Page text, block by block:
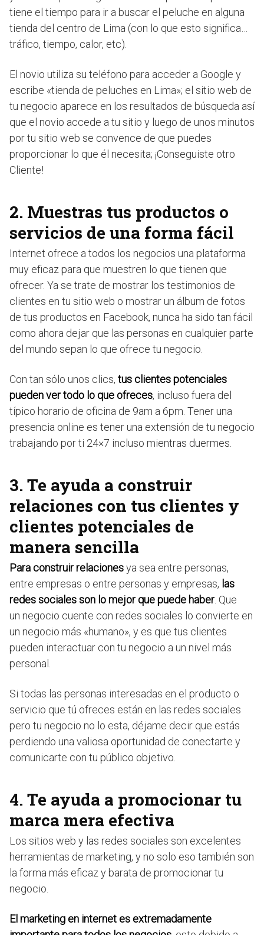
tiene el tiempo para ir a buscar el peluche en alguna
tienda del centro de Lima (con lo que esto significa…
tráfico, tiempo, calor, etc).
El novio utiliza su teléfono para acceder a Google y
escribe «tienda de peluches en Lima»; el sitio web de
tu negocio aparece en los resultados de búsqueda así
que el novio accede a tu sitio y luego de unos minutos
por tu sitio web se convence de que puedes
proporcionar lo que él necesita; ¡Conseguiste otro
Cliente!
2. Muestras tus productos o
servicios de una forma fácil
Internet ofrece a todos los negocios una plataforma
muy eficaz para que muestren lo que tienen que
ofrecer. Ya se trate de mostrar los testimonios de
clientes en tu sitio web o mostrar un álbum de fotos
de tus productos en Facebook, nunca ha sido tan fácil
como ahora dejar que las personas en cualquier parte
del mundo sepan lo que ofrece tu negocio.
Con tan sólo unos clics, tus clientes potenciales
pueden ver todo lo que ofreces, incluso fuera del
típico horario de oficina de 9am a 6pm. Tener una
presencia online es tener una extensión de tu negocio
trabajando por ti 24×7 incluso mientras duermes.
3. Te ayuda a construir
relaciones con tus clientes y
clientes potenciales de
manera sencilla
Para construir relacionesya sea entre personas,
entre empresas o entre personas y empresas, las
redes sociales son lo mejor que puede haber. Que
un negocio cuente con redes sociales lo convierte en
un negocio más «humano», y es que tus clientes
pueden interactuar con tu negocio a un nivel más
personal.
Si todas las personas interesadas en el producto o
servicio que tú ofreces están en las redes sociales
pero tu negocio no lo esta, déjame decir que estás
perdiendo una valiosa oportunidad de conectarte y
comunicarte con tu público objetivo.
4. Te ayuda a promocionar tu
marca mera efectiva
Los sitios web y las redes sociales son excelentes
herramientas de marketing, y no solo eso también son
la forma más eficaz y barata de promocionar tu
negocio.
El marketing en internet es extremadamente